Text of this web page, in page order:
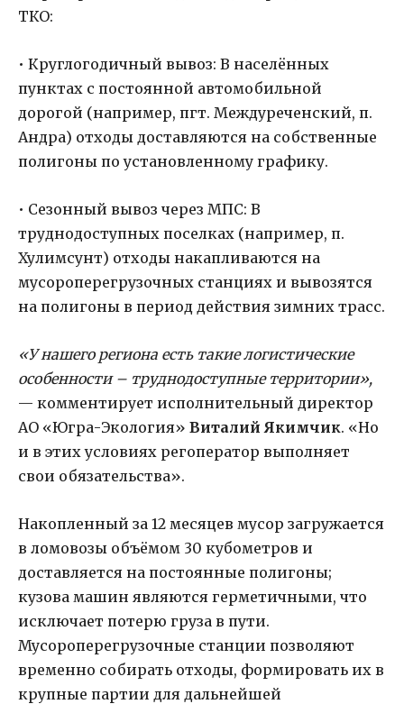
ТКО:
• Круглогодичный вывоз: В населённых
пунктах с постоянной автомобильной
дорогой (например, пгт. Междуреченский, п.
Андра) отходы доставляются на собственные
полигоны по установленному графику.
• Сезонный вывоз через МПС: В
труднодоступных поселках (например, п.
Хулимсунт) отходы накапливаются на
мусороперегрузочных станциях и вывозятся
на полигоны в период действия зимних трасс.
«У нашего региона есть такие логистические
особенности – труднодоступные территории»,
— комментирует исполнительный директор
АО «Югра-Экология» Виталий Якимчик. «Но
и в этих условиях регоператор выполняет
свои обязательства».
Накопленный за 12 месяцев мусор загружается
в ломовозы объёмом 30 кубометров и
доставляется на постоянные полигоны;
кузова машин являются герметичными, что
исключает потерю груза в пути.
Мусороперегрузочные станции позволяют
временно собирать отходы, формировать их в
крупные партии для дальнейшей